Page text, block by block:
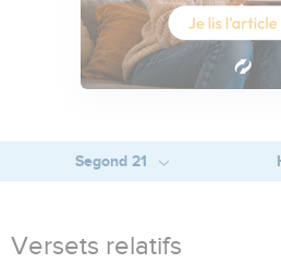
Segond 21
Versets relatifs